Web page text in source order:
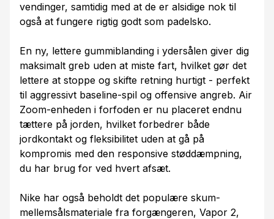
vendinger, samtidig med at de er alsidige nok til
også at fungere rigtig godt som padelsko.
En ny, lettere gummiblanding i ydersålen giver dig
maksimalt greb uden at miste fart, hvilket gør det
lettere at stoppe og skifte retning hurtigt - perfekt
til aggressivt baseline-spil og offensive angreb. Air
Zoom-enheden i forfoden er nu placeret endnu
tættere på jorden, hvilket forbedrer både
jordkontakt og fleksibilitet uden at gå på
kompromis med den responsive støddæmpning,
du har brug for ved hvert afsæt.
Nike har også beholdt det populære skum-
mellemsålsmateriale fra forgængeren, Vapor 2,